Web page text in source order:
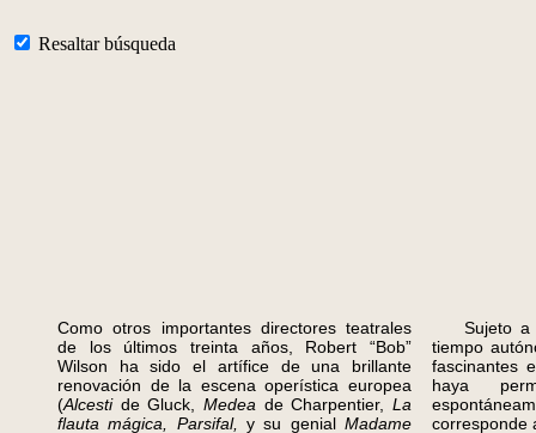
Resaltar búsqueda
Como otros importantes directores teatrales
de los últimos treinta años, Robert “Bob”
Wilson ha sido el artífice de una brillante
renovación de la escena operística europea
(Alcesti de Gluck,Medea de Charpentier,La
flauta mágica, Parsifal, y su genial Madame
Sujeto a
tiempo
fascinantes
haya
corresponde